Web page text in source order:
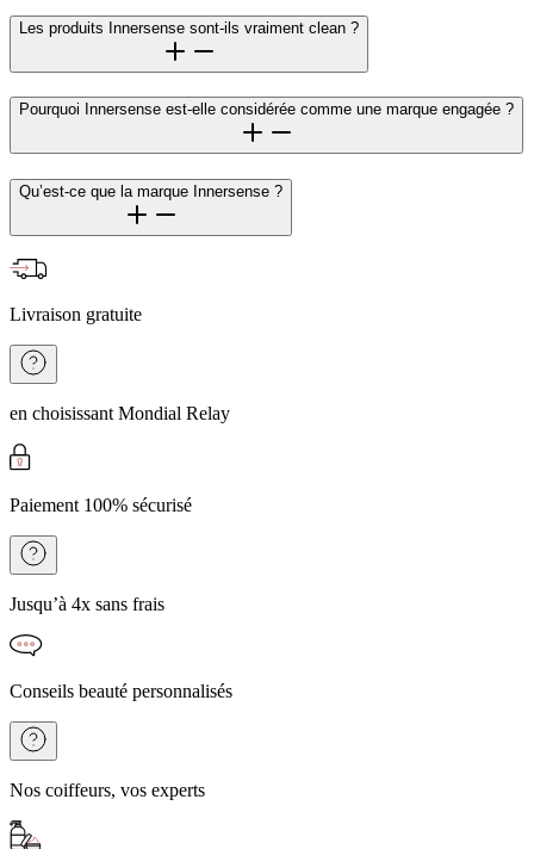
Les produits Innersense sont-ils vraiment clean ?
Pourquoi Innersense est-elle considérée comme une marque engagée ?
Qu’est-ce que la marque Innersense ?
Livraison gratuite
en choisissant Mondial Relay
Paiement 100% sécurisé
Jusqu’à 4x sans frais
Conseils beauté personnalisés
Nos coiffeurs, vos experts